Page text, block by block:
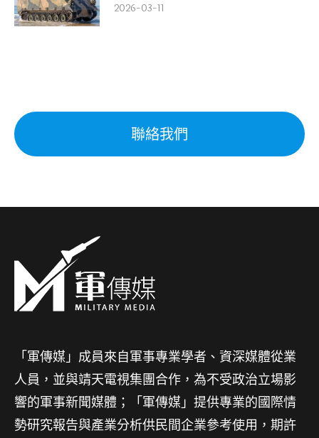
2026-03-11
聯絡我們
「軍傳媒」成員來自軍事專業學者、資深媒體從業
人員，並與靖天電視集團合作，為不受政治立場影
響的軍事新聞媒體；「軍傳媒」提供專業的國際情
勢研究報告與產業分析供民間企業參考使用，期許